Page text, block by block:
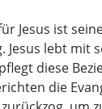
Jesus ist
Jesus lebt mit
diese
die